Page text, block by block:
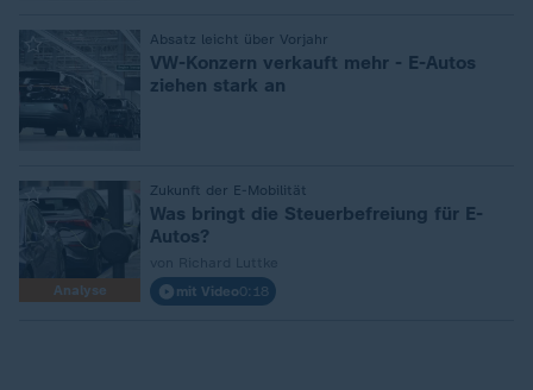
Absatz leicht über Vorjahr
VW-Konzern verkauft mehr - E-Autos
ziehen stark an
Analyse
Zukunft der E-Mobilität
:
Was bringt die Steuerbefreiung für E-
Autos?
mit Video0:18